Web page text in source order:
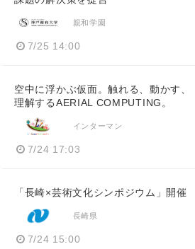
親和学園
7/25 14:00
空中に浮かぶ仮面。触れる、動かす、
理解するAERIAL COMPUTING。
インターマン
7/24 17:03
「長崎×芸術文化シンポジウム」開催
長崎県
7/24 15:00